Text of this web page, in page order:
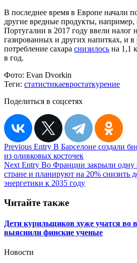
В последнее время в Европе начали
другие вредные продукты, например,
Португалии в 2017 году ввели налог
газированных и других напитках, и в
потребление сахара снизилось на 1,1
в год.
Фото: Evan Dvorkin
Теги: статистикаевростаткурение
Поделиться в соцсетях
Навигация
по
записям
Previous Entry В Барселоне создали
из оливковых косточек
Next Entry Во Франции закрыли
стране и планируют на 20% снизить
энергетики к 2035 году
Читайте также
Дети курильщиков хуже учатся во
выяснили финские ученые
Новости